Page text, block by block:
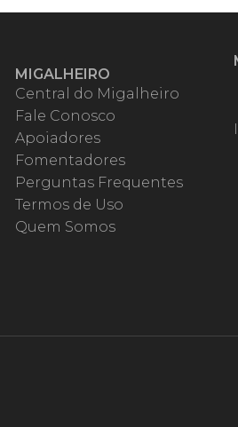
MIGALHEIRO
Central do Migalheiro
Fale Conosco
Apoiadores
Fomentadores
Perguntas Frequentes
Termos de Uso
Quem Somos